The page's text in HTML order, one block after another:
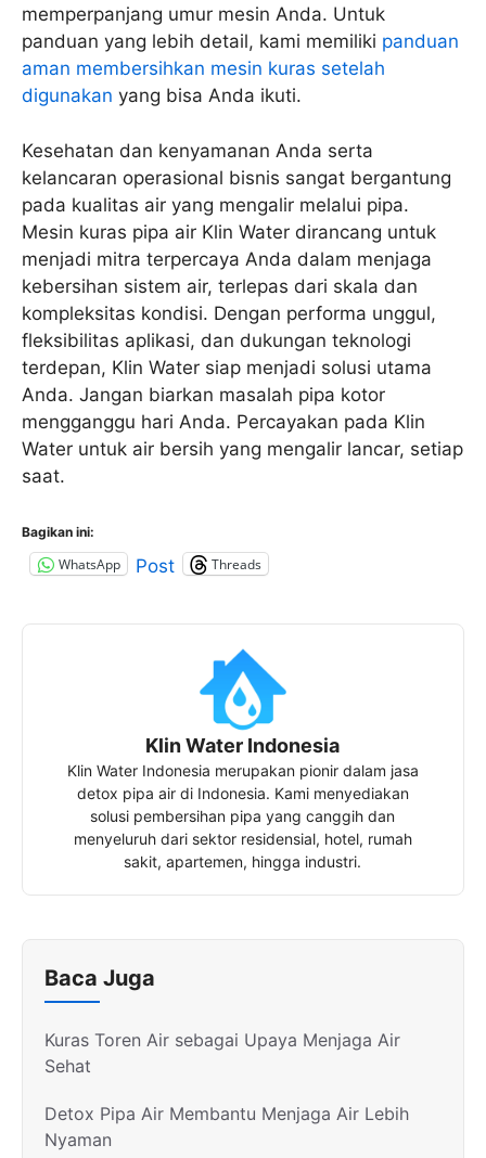
memperpanjang umur mesin Anda. Untuk
panduan yang lebih detail, kami memiliki panduan
aman membersihkan mesin kuras setelah
digunakan yang bisa Anda ikuti.
Kesehatan dan kenyamanan Anda serta
kelancaran operasional bisnis sangat bergantung
pada kualitas air yang mengalir melalui pipa.
Mesin kuras pipa air Klin Water dirancang untuk
menjadi mitra terpercaya Anda dalam menjaga
kebersihan sistem air, terlepas dari skala dan
kompleksitas kondisi. Dengan performa unggul,
fleksibilitas aplikasi, dan dukungan teknologi
terdepan, Klin Water siap menjadi solusi utama
Anda. Jangan biarkan masalah pipa kotor
mengganggu hari Anda. Percayakan pada Klin
Water untuk air bersih yang mengalir lancar, setiap
saat.
Bagikan ini:
WhatsApp Post Threads
Klin Water Indonesia
Klin Water Indonesia merupakan pionir dalam jasa
detox pipa air di Indonesia. Kami menyediakan
solusi pembersihan pipa yang canggih dan
menyeluruh dari sektor residensial, hotel, rumah
sakit, apartemen, hingga industri.
Baca Juga
Kuras Toren Air sebagai Upaya Menjaga Air
Sehat
Detox Pipa Air Membantu Menjaga Air Lebih
Nyaman